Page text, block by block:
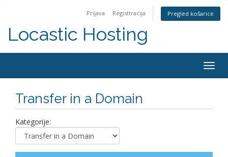
Prijava Registtracija Pregled košarice
Locastic Hosting
Transfer in a Domain
Kategorije: